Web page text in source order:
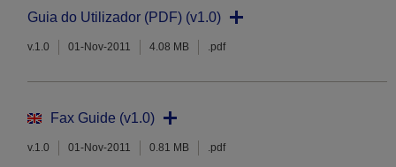
Guia do Utilizador (PDF) (v1.0)
v.1.0 01-Nov-2011 4.08 MB .pdf
Fax Guide (v1.0)
v.1.0 01-Nov-2011 0.81 MB .pdf